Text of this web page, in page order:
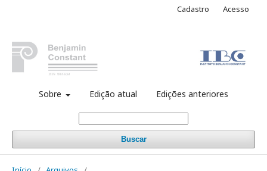
Sobre Edição atual Edições anteriores
Buscar
Cadastro Acesso